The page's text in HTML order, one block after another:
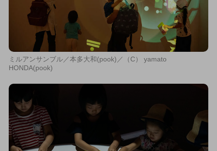
ミルアンサンブル／本多大和(pook)／（C） yamato
HONDA(pook)